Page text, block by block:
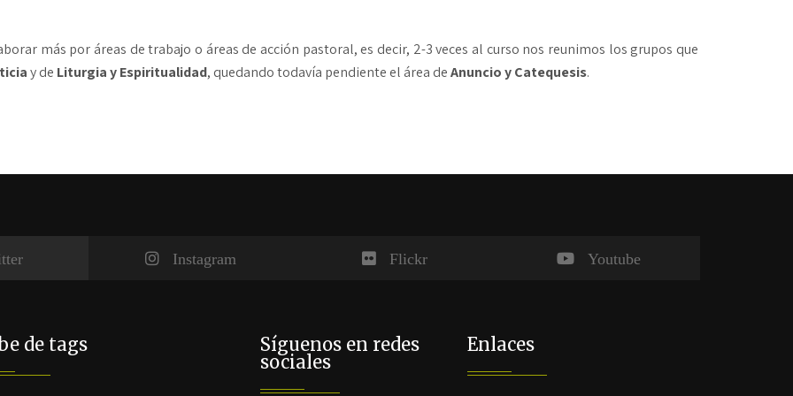
más por áreas de trabajo o áreas de acción pastoral, es decir, 2-3 veces al curso nos reunimos los grupos que
y de Liturgia y Espiritualidad, quedando todavía pendiente el área deAnuncio y Catequesis.
Instagram Flickr Youtube
de tags
Síguenos en redes
sociales
Enlaces